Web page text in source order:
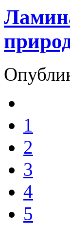
1
2
3
4
5